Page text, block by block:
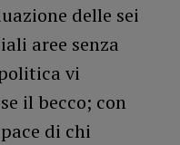
delle sei
aree senza
vi
il becco; con
di chi